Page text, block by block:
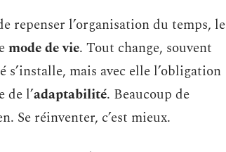
repenser l’organisation du temps, le
mode de vie. Tout change, souvent
mais avec elle l’obligation
de l’adaptabilité. Beaucoup de
Se réinventer, c’est mieux.